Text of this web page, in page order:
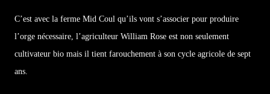
C’est avec la ferme Mid Coul qu’ils vont s’associer pour produire
l’orge nécessaire, l’agriculteur William Rose est non seulement
cultivateur bio mais il tient farouchement à son cycle agricole de sept
ans.